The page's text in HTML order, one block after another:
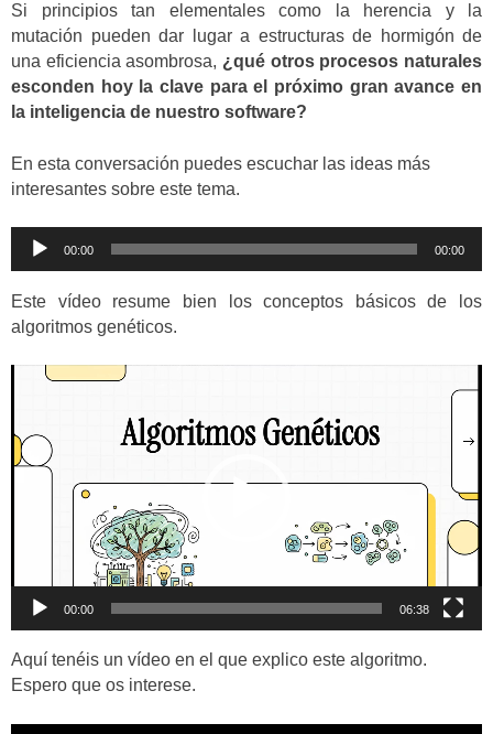
Si principios tan elementales como la herencia y la
mutación pueden dar lugar a estructuras de hormigón de
una eficiencia asombrosa, ¿qué otros procesos naturales
esconden hoy la clave para el próximo gran avance en
la inteligencia de nuestro software?
En esta conversación puedes escuchar las ideas más
interesantes sobre este tema.
Reproductor
00:00 00:00
Este vídeo resume bien los conceptos básicos de los
algoritmos genéticos.
Reproductor
00:00 06:38
Aquí tenéis un vídeo en el que explico este algoritmo.
Espero que os interese.